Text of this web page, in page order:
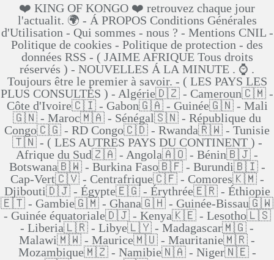
❤️ KING OF KONGO ❤️ retrouvez chaque jour
l'actualit. 🌍 - Á PROPOS Conditions Générales
d'Utilisation - Qui sommes - nous ? - Mentions CNIL -
Politique de cookies - Politique de protection - des
données RSS - ( JAIME AFRIQUE Tous droits
réservés ) - NOUVELLES Á LA MINUTE . ⌚ .
Toujours être le premier à savoir. - ( LES PAYS LES
PLUS CONSULTÉS ) - Algérie🇩🇿 - Cameroun🇨🇲 -
Côte d'Ivoire🇨🇮 - Gabon🇬🇦 - Guinée🇬🇳 - Mali
🇬🇳 - Maroc🇲🇦 - Sénégal🇸🇳 - République du
Congo🇨🇬 - RD Congo🇨🇩 - Rwanda🇷🇼 - Tunisie
🇹🇳 - ( LES AUTRES PAYS DU CONTINENT ) -
Afrique du Sud🇿🇦 - Angola🇦🇴 - Bénin🇧🇯 -
Botswana🇧🇼 - Burkina Faso🇧🇫 - Burundi🇧🇮 -
Cap-Vert🇨🇻 - Centrafrique🇨🇫 - Comores🇰🇲 -
Djibouti🇩🇯 - Égypte🇪🇬 - Érythrée🇪🇷 - Éthiopie
🇪🇹 - Gambie🇬🇲 - Ghana🇬🇭 - Guinée-Bissau🇬🇼
- Guinée équatoriale🇩🇯 - Kenya🇰🇪 - Lesotho🇱🇸
- Liberia🇱🇷 - Libye🇱🇾 - Madagascar🇲🇬 -
Malawi🇲🇼 - Maurice🇲🇺 - Mauritanie🇲🇷 -
Mozambique🇲🇿 - Namibie🇳🇦 - Niger🇳🇪 -